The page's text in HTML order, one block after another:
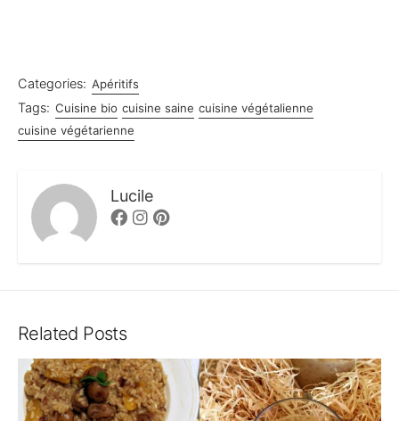
Categories: Apéritifs
Tags: Cuisine bio cuisine saine cuisine végétalienne
cuisine végétarienne
Lucile
FacebookInstagram
Pinterest
Related Posts